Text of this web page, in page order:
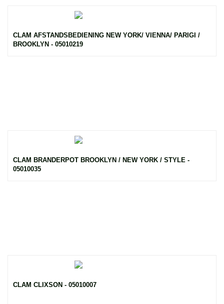
CLAM AFSTANDSBEDIENING NEW YORK/ VIENNA/ PARIGI /
BROOKLYN - 05010219
CLAM BRANDERPOT BROOKLYN / NEW YORK / STYLE -
05010035
CLAM CLIXSON - 05010007